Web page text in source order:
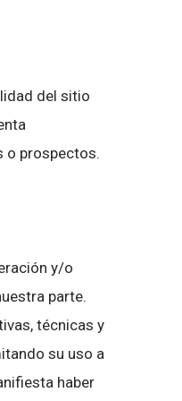
del sitio
o prospectos.
y/o
parte.
técnicas y
su uso a
haber